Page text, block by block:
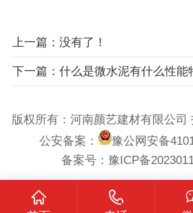
上一篇：没有了！
下一篇：什么是微水泥有什么性能
版权所有：河南颜艺建材有限公司
公安备案：
豫公网安备
备案号：豫ICP备